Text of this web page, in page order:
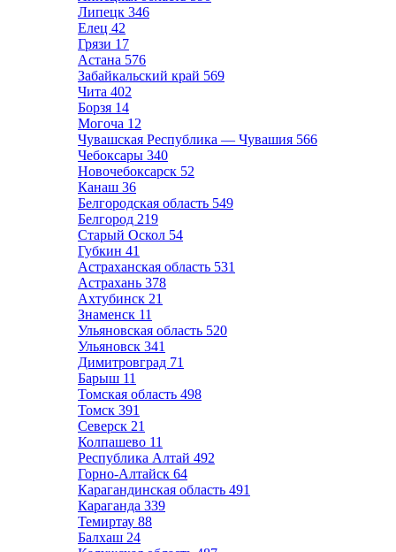
Липецк 346
Елец 42
Грязи 17
Астана 576
Забайкальский край 569
Чита 402
Борзя 14
Могоча 12
Чувашская Республика — Чувашия 566
Чебоксары 340
Новочебоксарск 52
Канаш 36
Белгородская область 549
Белгород 219
Старый Оскол 54
Губкин 41
Астраханская область 531
Астрахань 378
Ахтубинск 21
Знаменск 11
Ульяновская область 520
Ульяновск 341
Димитровград 71
Барыш 11
Томская область 498
Томск 391
Северск 21
Колпашево 11
Республика Алтай 492
Горно-Алтайск 64
Карагандинская область 491
Караганда 339
Темиртау 88
Балхаш 24